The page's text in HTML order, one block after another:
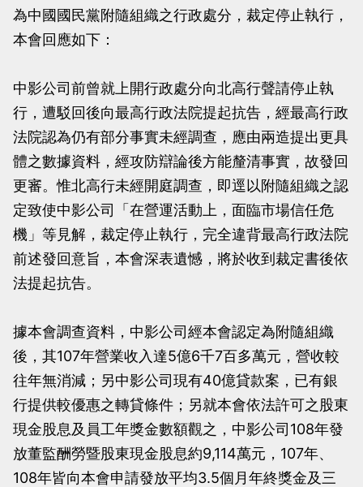
網
當
黨
產
處
理
委
員
會
網
當
黨
產
處
理
委
員
會
為中國國民黨附隨組織之行政處分，裁定停止執行，
本會回應如下：
中影公司前曾就上開行政處分向北高行聲請停止執
行，遭駁回後向最高行政法院提起抗告，經最高行政
法院認為仍有部分事實未經調查，應由兩造提出更具
體之數據資料，經攻防辯論後方能釐清事實，故發回
更審。惟北高行未經開庭調查，即逕以附隨組織之認
定致使中影公司「在營運活動上，面臨市場信任危
機」等見解，裁定停止執行，完全違背最高行政法院
前述發回意旨，本會深表遺憾，將於收到裁定書後依
法提起抗告。
據本會調查資料，中影公司經本會認定為附隨組織
後，其107年營業收入達5億6千7百多萬元，營收較
往年無消減；另中影公司現有40億貸款案，已有銀
行提供較優惠之轉貸條件；另就本會依法許可之股東
現金股息及員工年獎金數額觀之，中影公司108年發
放董監酬勞暨股東現金股息約9,114萬元，107年、
108年皆向本會申請發放平均3.5個月年終獎金及三